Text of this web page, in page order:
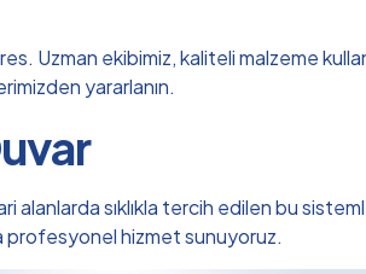
Uzman ekibimiz, kaliteli malzeme
yararlanın.
alanlarda sıklıkla tercih edilen bu
profesyonel hizmet sunuyoruz.